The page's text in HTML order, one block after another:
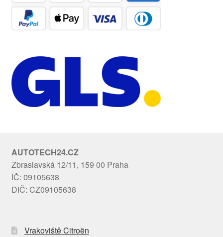
AUTOTECH24.CZ
Zbraslavská 12/11, 159 00 Praha
IČ: 09105638
DIČ: CZ09105638
Vrakoviště Citroën